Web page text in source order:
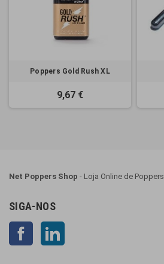
Poppers Gold Rush XL
9,67 €
Net Poppers Shop - Loja Online de Poppers
SIGA-NOS
Facebook